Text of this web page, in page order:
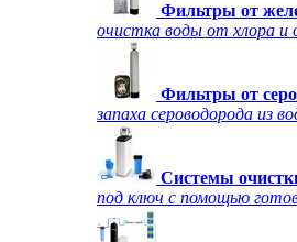
Фильтры от
очистка воды от хлора и
Фильтры от
запаха сероводорода из
Системы
под ключ с помощью